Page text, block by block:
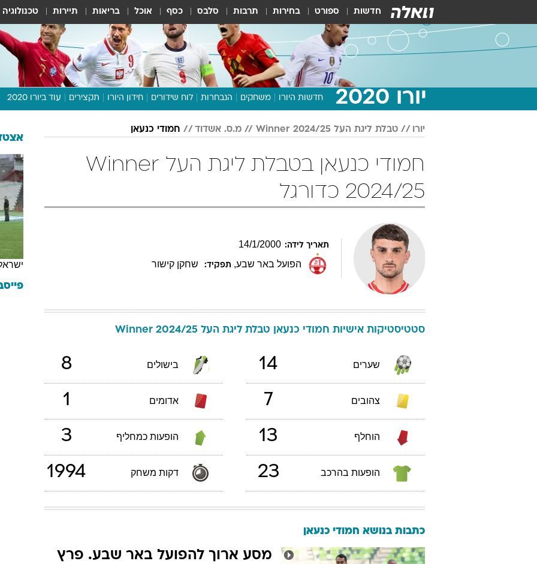
חדשות ספורט בחירות תרבות סלבס כסף אוכל בריאות תיירות טכנולוגיה
יורו 2020 חדשות היורו משחקים הנבחרות לוח שידורים חידון היורו תקצירים עוד ביורו 2020
תכנית היורו
דעות ופרשנויות
וואלה! ספורט
יורו טבלת ליגת העל Winner 2024/25 מ.ס. אשדוד חמודי כנעאן
חמודי כנעאן בטבלת ליגת העל Winner
2024/25 כדורגל
תאריך לידה: 14/1/2000
הפועל באר שבע, תפקיד: שחקן קישור
סטטיסטיקות אישיות חמודי כנעאן טבלת ליגת העל Winner 2024/25
שערים 14 בישולים 8
צהובים 7 אדומים 1
הוחלף 13 הופעות כמחליף 3
הופעות בהרכב 23 דקות משחק 1994
כתבות בנושא חמודי כנעאן
מסע ארוך להפועל באר שבע. פרץ